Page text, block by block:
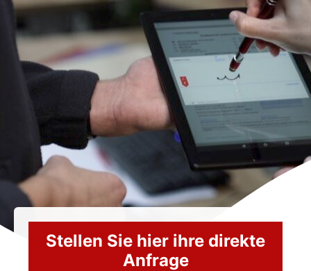
Stellen Sie hier ihre direkte
Anfrage